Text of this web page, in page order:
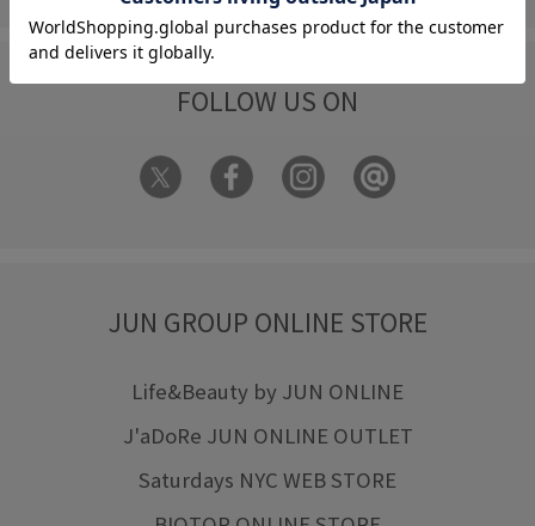
FOLLOW US ON
JUN GROUP ONLINE STORE
Life&Beauty by JUN ONLINE
J'aDoRe JUN ONLINE OUTLET
Saturdays NYC WEB STORE